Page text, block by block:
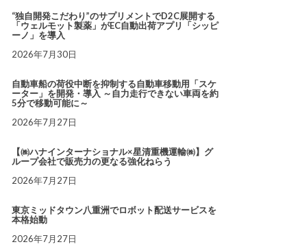
“独自開発こだわり”のサプリメントでD2C展開する
「ウェルモット製薬」がEC自動出荷アプリ「シッピ
ーノ」を導入
2026年7月30日
自動車船の荷役中断を抑制する自動車移動用「スケ
ーター」を開発・導入 ～自力走行できない車両を約
5分で移動可能に～
2026年7月27日
【㈱ハナインターナショナル×星清重機運輸㈱】グ
ループ会社で販売力の更なる強化ねらう
2026年7月27日
東京ミッドタウン八重洲でロボット配送サービスを
本格始動
2026年7月27日